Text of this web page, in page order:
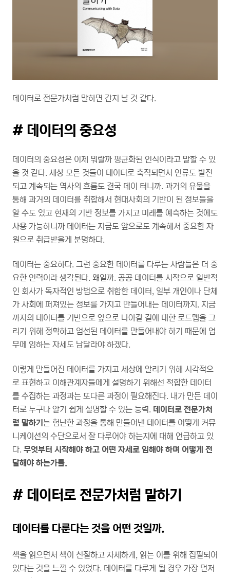
데이터로 전문가처럼 말하면 간지 날 것 같다.
# 데이터의 중요성
데이터의 중요성은 이제 뭐랄까 평균화된 인식이라고 말할 수 있
을 것 같다. 세상 모든 것들이 데이터로 축적되면서 인류도 발전
되고 계속되는 역사의 흐름도 결국 데이 터니까. 과거의 유물을
통해 과거의 데이터를 취합해서 현대사회의 기반이 된 정보들을
알 수도 있고 현재의 기반 정보를 가지고 미래를 예측하는 것에도
사용 가능하니까 데이터는 지금도 앞으로도 계속해서 중요한 자
원으로 취급받을게 분명하다.
데이터는 중요하다. 그런 중요한 데이터를 다루는 사람들은 더 중
요한 인력이라 생각된다. 왜일까. 공공 데이터를 시작으로 일반적
인 회사가 독자적인 방법으로 취합한 데이터, 일부 개인이나 단체
가 사회에 퍼져있는 정보를 가지고 만들어내는 데이터까지. 지금
까지의 데이터를 기반으로 앞으로 나아갈 길에 대한 로드맵을 그
리기 위해 정확하고 엄선된 데이터를 만들어내야 하기 때문에 업
무에 임하는 자세도 남달라야 하겠다.
이렇게 만들어진 데이터를 가지고 세상에 알리기 위해 시각적으
로 표현하고 이해관계자들에게 설명하기 위해선 적합한 데이터
를 수집하는 과정과는 또다른 과정이 필요해진다. 내가 만든 데이
터로 누구나 알기 쉽게 설명할 수 있는 능력. 데이터로 전문가처
럼 말하기 는 험난한 과정을 통해 만들어낸 데이터를 어떻게 커뮤
니케이션의 수단으로서 잘 다루어야 하는지에 대해 언급하고 있
다. 무엇부터 시작해야 하고 어떤 자세로 임해야 하며 어떻게 전
달해야 하는가를.
# 데이터로 전문가처럼 말하기
데이터를 다룬다는 것을 어떤 것일까.
책을 읽으면서 책이 친절하고 자세하게, 읽는 이를 위해 집필되어
있다는 것을 느낄 수 있었다. 데이터를 다루게 될 경우 가장 먼저